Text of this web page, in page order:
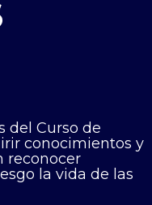
del Curso de
conocimientos y
reconocer
la vida de las